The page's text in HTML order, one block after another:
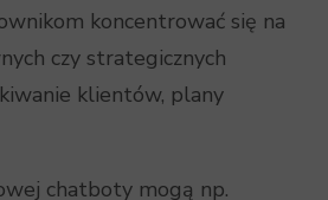
koncentrować się na
czy strategicznych
klientów, plany
chatboty mogą np.